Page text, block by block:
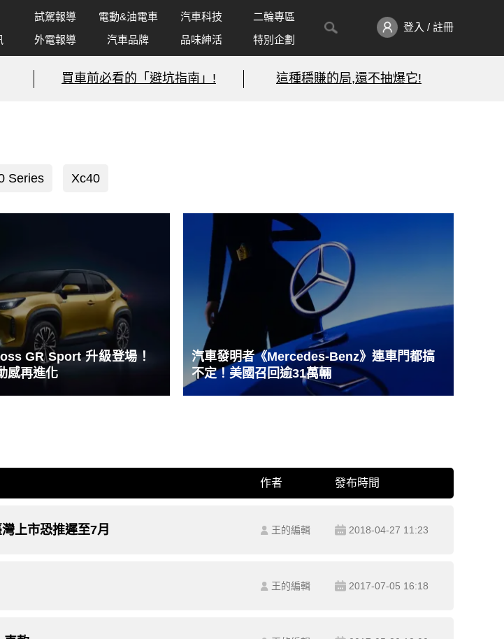
試駕報導 電動&油電車 汽車科技
二輪專區
外電報導 汽車品牌 品味紳活 特別企劃
登入 / 註冊
買車前必看的「避坑指南」! 這種穩賺的局,還不抽爆它!
Series Xc40
GR Sport 升級登場！
感再進化
汽車發明者《Mercedes-Benz》連車門都搞
不定！美國召回逾31萬輛
作者 發布時間
上市恐推遲至7月 王的編輯 2018-04-27 11:23
王的編輯 2017-07-05 16:18